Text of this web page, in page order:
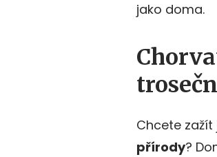
jako doma.
Chcete
přírody?